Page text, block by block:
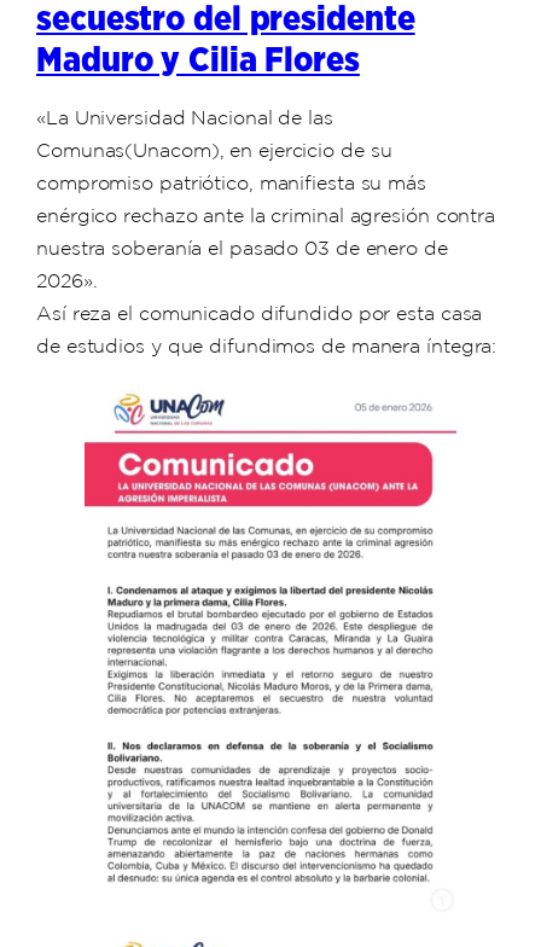
secuestro del presidente
Maduro y Cilia Flores
«La Universidad Nacional de las
Comunas(Unacom), en ejercicio de su
compromiso patriótico, manifiesta su más
enérgico rechazo ante la criminal agresión contra
nuestra soberanía el pasado 03 de enero de
2026».
Así reza el comunicado difundido por esta casa
de estudios y que difundimos de manera íntegra: